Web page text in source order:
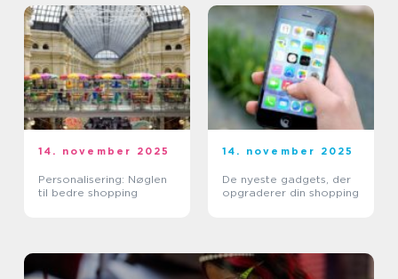
14. november 2025
Personalisering: Nøglen
til bedre shopping
14. november 2025
De nyeste gadgets, der
opgraderer din shopping